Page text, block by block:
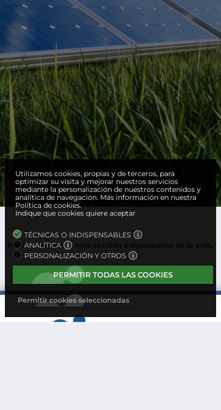
No tiene acceso a esta sección o documento de la web.
Utilizamos cookies, propias y de terceros, para
optimizar su visita y mejorar nuestros servicios
mediante la personalización de nuestros contenidos y
analítica de navegación. Más información en nuestra
Política de cookies.
Indique que cookies quiere aceptar
TÉCNICAS O INDISPENSABLES
ANALÍTICA
PERSONALIZACIÓN Y OTROS
PERMITIR TODAS LAS COOKIES
Permitir cookies seleccionadas